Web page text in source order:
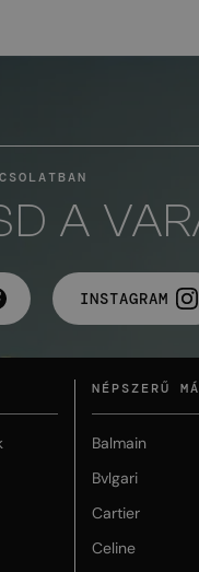
A
INSTAGRAM
NÉPSZERŰ
Balmain
Bvlgari
Cartier
Celine